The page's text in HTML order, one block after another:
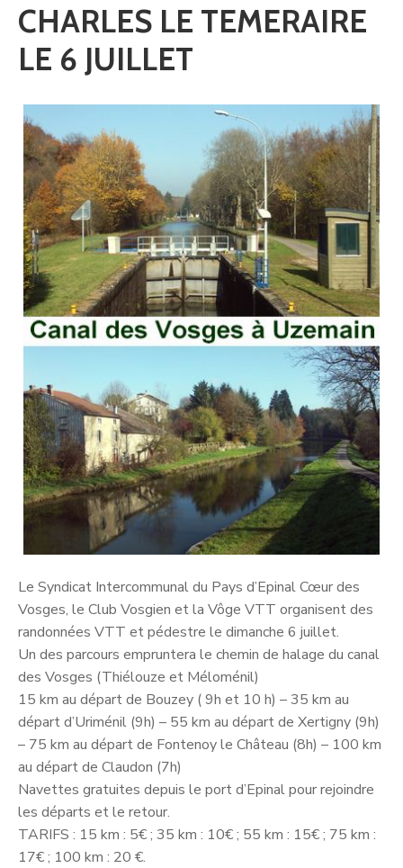
CHARLES LE TEMERAIRE
LE 6 JUILLET
Le Syndicat Intercommunal du Pays d’Epinal Cœur des
Vosges, le Club Vosgien et la Vôge VTT organisent des
randonnées VTT et pédestre le dimanche 6 juillet.
Un des parcours empruntera le chemin de halage du canal
des Vosges (Thiélouze et Méloménil)
15 km au départ de Bouzey ( 9h et 10 h) – 35 km au
départ d’Uriménil (9h) – 55 km au départ de Xertigny (9h)
– 75 km au départ de Fontenoy le Château (8h) – 100 km
au départ de Claudon (7h)
Navettes gratuites depuis le port d’Epinal pour rejoindre
les départs et le retour.
TARIFS : 15 km : 5€ ; 35 km : 10€ ; 55 km : 15€ ; 75 km :
17€ ; 100 km : 20 €.